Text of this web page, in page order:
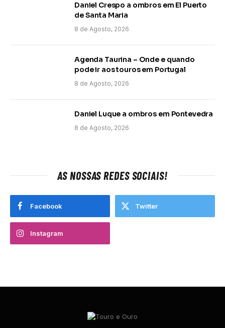
Daniel Crespo a ombros em El Puerto
de Santa Maria
8 de Agosto, 2026
Agenda Taurina – Onde e quando
pode ir aos touros em Portugal
8 de Agosto, 2026
Daniel Luque a ombros em Pontevedra
8 de Agosto, 2026
AS NOSSAS REDES SOCIAIS!
Facebook Twitter
Instagram